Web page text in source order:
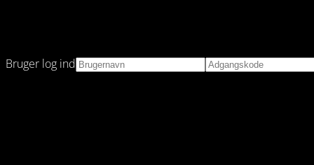
Bruger log ind